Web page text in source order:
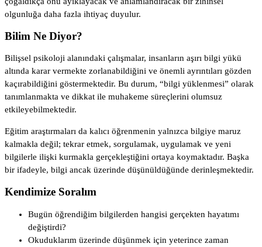
olgunluğa daha fazla ihtiyaç duyulur.
Bilim Ne Diyor?
Bilişsel psikoloji alanındaki çalışmalar, insanların aşırı bilgi yükü
altında karar vermekte zorlanabildiğini ve önemli ayrıntıları gözden
kaçırabildiğini göstermektedir. Bu durum, “bilgi yüklenmesi” olarak
tanımlanmakta ve dikkat ile muhakeme süreçlerini olumsuz
etkileyebilmektedir.
Eğitim araştırmaları da kalıcı öğrenmenin yalnızca bilgiye maruz
kalmakla değil; tekrar etmek, sorgulamak, uygulamak ve yeni
bilgilerle ilişki kurmakla gerçekleştiğini ortaya koymaktadır. Başka
bir ifadeyle, bilgi ancak üzerinde düşünüldüğünde derinleşmektedir.
Kendimize Soralım
Bugün öğrendiğim bilgilerden hangisi gerçekten hayatımı
değiştirdi?
Okuduklarım üzerinde düşünmek için yeterince zaman